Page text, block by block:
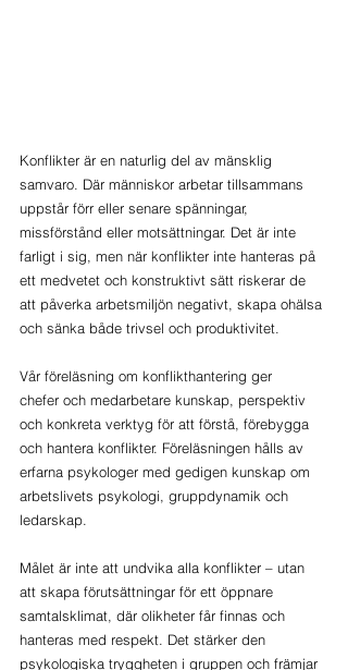
Konflikter är en naturlig del av mänsklig
samvaro. Där människor arbetar tillsammans
uppstår förr eller senare spänningar,
missförstånd eller motsättningar. Det är inte
farligt i sig, men när konflikter inte hanteras på
ett medvetet och konstruktivt sätt riskerar de
att påverka arbetsmiljön negativt, skapa ohälsa
och sänka både trivsel och produktivitet.
Vår föreläsning om konflikthantering ger
chefer och medarbetare kunskap, perspektiv
och konkreta verktyg för att förstå, förebygga
och hantera konflikter. Föreläsningen hålls av
erfarna psykologer med gedigen kunskap om
arbetslivets psykologi, gruppdynamik och
ledarskap.
Målet är inte att undvika alla konflikter – utan
att skapa förutsättningar för ett öppnare
samtalsklimat, där olikheter får finnas och
hanteras med respekt. Det stärker den
psykologiska tryggheten i gruppen och främjar